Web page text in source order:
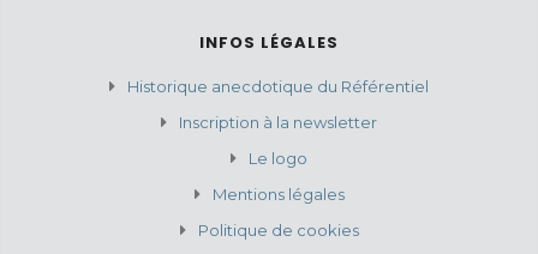
INFOS LÉGALES
Historique anecdotique du Référentiel
Inscription à la newsletter
Le logo
Mentions légales
Politique de cookies